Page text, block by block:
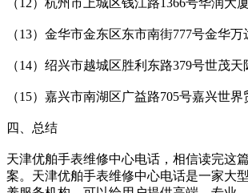
（13）金华市金东区东市南街777号金华
（14）绍兴市越城区胜利东路379号世茂
（15）嘉兴市南湖区广益路705号嘉兴世
四、总结
天津优舶手表维修中心电话，相信读完这
案。天津优舶手表维修中心电话是一家大